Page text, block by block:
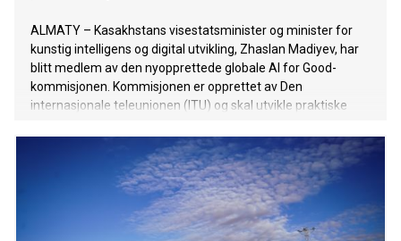
ALMATY – Kasakhstans visestatsminister og minister for
kunstig intelligens og digital utvikling, Zhaslan Madiyev, har
blitt medlem av den nyopprettede globale AI for Good-
kommisjonen. Kommisjonen er opprettet av Den
internasjonale teleunionen (ITU) og skal utvikle praktiske